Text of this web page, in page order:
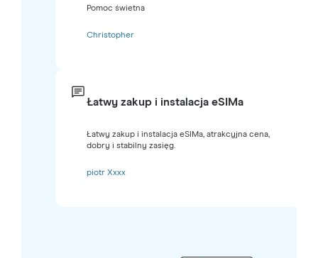
Pomoc świetna
Christopher
Łatwy zakup i instalacja eSIMa
Łatwy zakup i instalacja eSIMa, atrakcyjna cena,
dobry i stabilny zasięg.
piotr Xxxx